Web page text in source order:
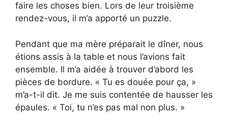
faire les choses bien. Lors de leur troisième
rendez-vous, il m’a apporté un puzzle.
Pendant que ma mère préparait le dîner, nous
étions assis à la table et nous l’avions fait
ensemble. Il m’a aidée à trouver d’abord les
pièces de bordure. « Tu es douée pour ça, »
m’a-t-il dit. Je me suis contentée de hausser les
épaules. « Toi, tu n’es pas mal non plus. »